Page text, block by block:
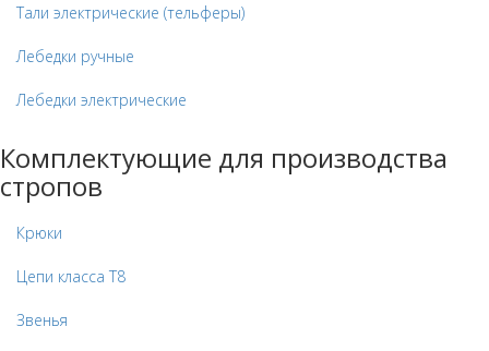
Тали электрические (тельферы)
Лебедки ручные
Лебедки электрические
Комплектующие для производства
стропов
Крюки
Цепи класса Т8
Звенья